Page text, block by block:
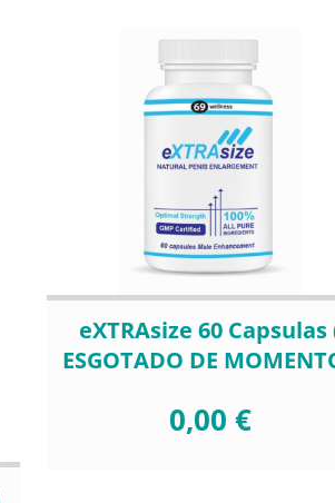
eXTRAsize 60 Capsulas
ESGOTADO DE
0,00 €